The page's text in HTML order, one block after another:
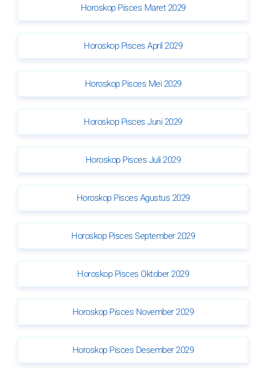
Horoskop Pisces Maret 2029
Horoskop Pisces April 2029
Horoskop Pisces Mei 2029
Horoskop Pisces Juni 2029
Horoskop Pisces Juli 2029
Horoskop Pisces Agustus 2029
Horoskop Pisces September 2029
Horoskop Pisces Oktober 2029
Horoskop Pisces November 2029
Horoskop Pisces Desember 2029